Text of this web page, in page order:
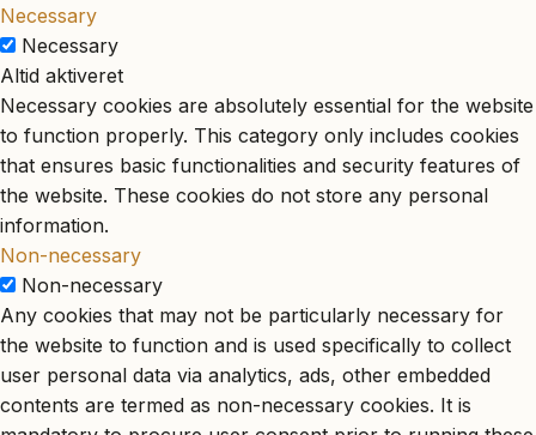
Necessary
Necessary
Altid aktiveret
Necessary cookies are absolutely essential for the website
to function properly. This category only includes cookies
that ensures basic functionalities and security features of
the website. These cookies do not store any personal
information.
Non-necessary
Non-necessary
Any cookies that may not be particularly necessary for
the website to function and is used specifically to collect
user personal data via analytics, ads, other embedded
contents are termed as non-necessary cookies. It is